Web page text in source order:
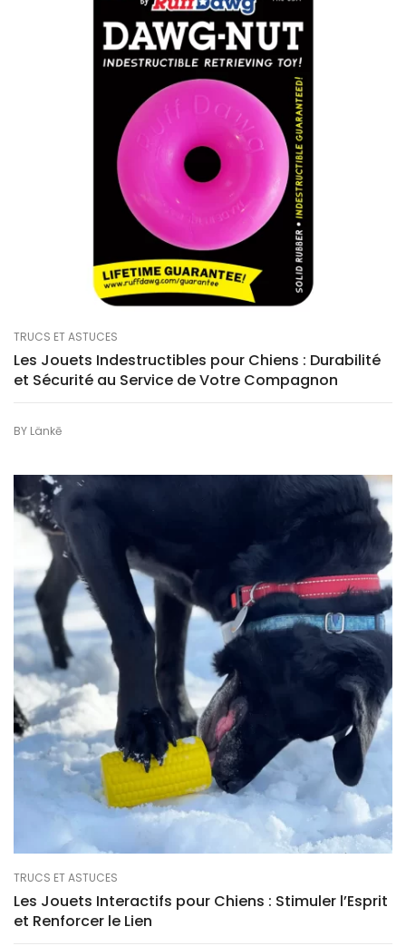
TRUCS ET ASTUCES
Les Jouets Indestructibles pour Chiens : Durabilité
et Sécurité au Service de Votre Compagnon
BY Länkē
TRUCS ET ASTUCES
Les Jouets Interactifs pour Chiens : Stimuler l’Esprit
et Renforcer le Lien